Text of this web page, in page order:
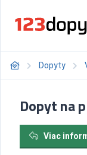
Dopyty
Dopyt na
Viac